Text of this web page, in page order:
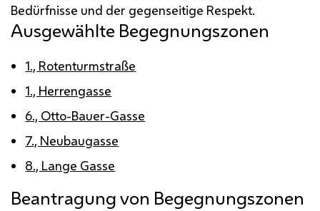
Bedürfnisse und der gegenseitige Respekt.
Ausgewählte Begegnungszonen
1., Rotenturmstraße
1., Herrengasse
6., Otto-Bauer-Gasse
7., Neubaugasse
8., Lange Gasse
Beantragung von Begegnungszonen